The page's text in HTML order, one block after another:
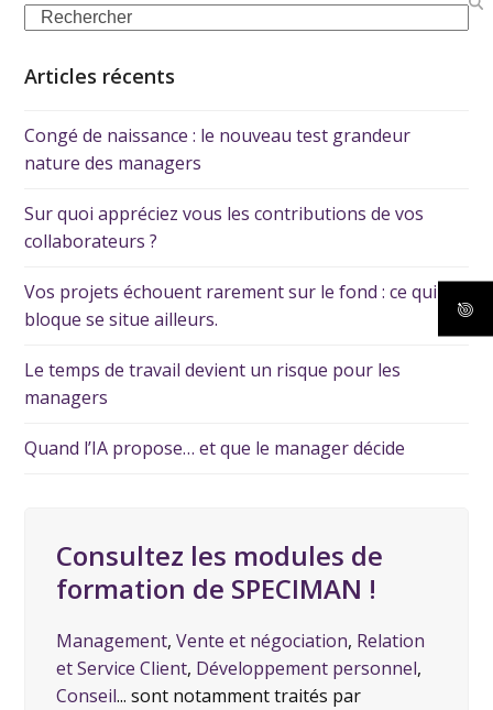
Articles récents
Congé de naissance : le nouveau test grandeur
nature des managers
Sur quoi appréciez vous les contributions de vos
collaborateurs ?
Vos projets échouent rarement sur le fond : ce qui les
bloque se situe ailleurs.
Le temps de travail devient un risque pour les
managers
Quand l’IA propose… et que le manager décide
Consultez les modules de
formation de SPECIMAN !
Management,Vente et négociation, Relation
et Service Client, Développement personnel,
Conseil... sont notamment traités par